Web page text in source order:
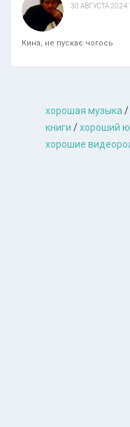
30 АВГУСТА 2024
Кина, не пускає чогось
хорошая музыкa /
книги /хороший
хорошие